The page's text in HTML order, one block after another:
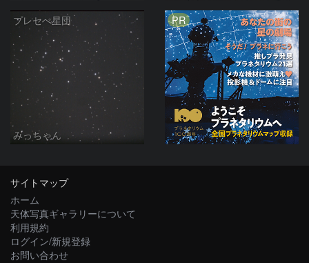
プレセぺ星団
みっちゃん
PR
サイトマップ
ホーム
天体写真ギャラリーについて
利用規約
ログイン/新規登録
お問い合わせ